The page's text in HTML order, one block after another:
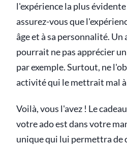
l'expérience la plus
assurez-vous que
âge et à sa personnalité.
pourrait ne pas apprécier
par exemple. Surtout, ne
activité qui le mettrait mal à
Voilà, vous l'avez ! Le
votre ado est dans votre
unique qui lui permettra de